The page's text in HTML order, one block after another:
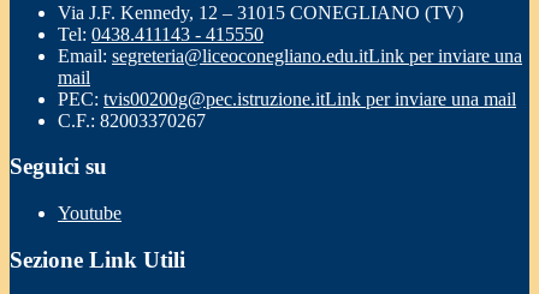
Via J.F. Kennedy, 12 – 31015 CONEGLIANO (TV)
Tel: 0438.411143 - 415550
Email: segreteria@liceoconegliano.edu.itLink per inviare una
mail
PEC: tvis00200g@pec.istruzione.itLink per inviare una mail
C.F.: 82003370267
Seguici su
Youtube
Sezione Link Utili